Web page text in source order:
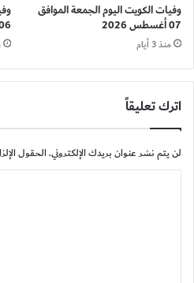
وفيات الكويت اليوم الجمعة الموافق
07 أغسطس 2026
منذ 3 أيام
06
اترك تعليقاً
لن يتم نشر عنوان بريدك الإلكتروني.الحقول